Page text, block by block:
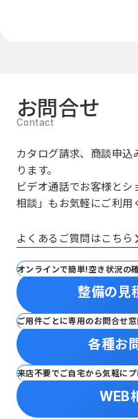
お問合せ
カタログ請求、商談申込
ります。
ビデオ通話でお客様とシ
相談」も お気軽にご利用
よくあるご質問はこちら
オンラインで簡単!空き状況の
整備の見
ご用件ごとに専用のお問合せ
各種お
来店不要でご自宅から気軽に
WEB